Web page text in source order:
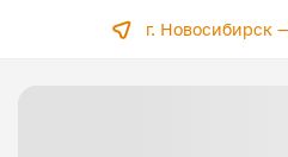
г. Новосибирск —